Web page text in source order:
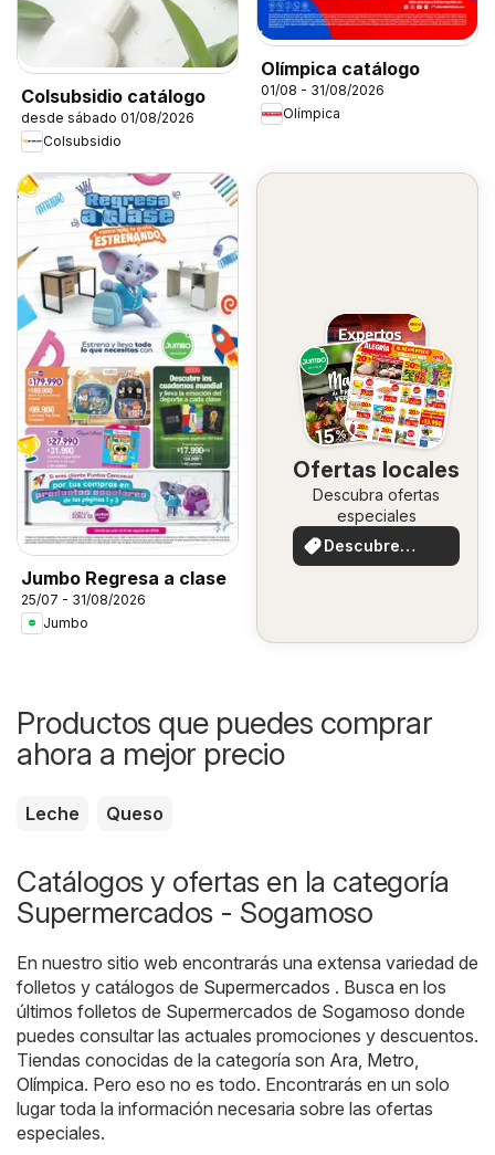
Colsubsidio catálogo
desde sábado 01/08/2026
Colsubsidio
Olímpica catálogo
01/08 - 31/08/2026
Olímpica
Jumbo Regresa a clase
25/07 - 31/08/2026
Jumbo
Ofertas locales
Descubra ofertas
especiales
Descubre
ofertas
Productos que puedes comprar
ahora a mejor precio
Leche Queso
Catálogos y ofertas en la categoría
Supermercados - Sogamoso
En nuestro sitio web encontrarás una extensa variedad de
folletos y catálogos de Supermercados . Busca en los
últimos folletos de Supermercados de Sogamoso donde
puedes consultar las actuales promociones y descuentos.
Tiendas conocidas de la categoría son Ara Metro
Olímpica. Pero eso no es todo. Encontrarás en un solo
lugar toda la información necesaria sobre las ofertas
especiales.